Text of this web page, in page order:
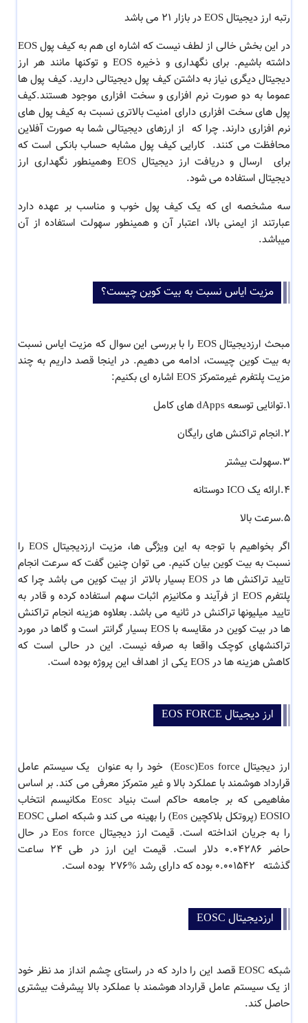
رتبه ارز دیجیتال EOS در بازار 21 می باشد
در این بخش خالی از لطف نیست که اشاره ای هم به کیف پول EOS
داشته باشیم. برای نگهداری و ذخیره EOS و توکنها مانند هر ارز
دیجیتال دیگری نیاز به داشتن کیف پول دیجیتالی دارید. کیف پول ها
عموما به دو صورت نرم افزاری و سخت افزاری موجود هستند.کیف
پول های سخت افزاری دارای امنیت بالاتری نسبت به کیف پول های
نرم افزاری دارند. چرا که از ارزهای دیجیتالی شما به صورت آفلاین
محافظت می کنند. کارایی کیف پول مشابه حساب بانکی است که
برای ارسال و دریافت ارز دیجیتال EOS وهمینطور نگهداری ارز
دیجیتال استفاده می شود.
سه مشخصه ای که یک کیف پول خوب و مناسب بر عهده دارد
عبارتند از ایمنی بالا، اعتبار آن و همینطور سهولت استفاده از آن
میباشد.
مزیت ایاس نسبت به بیت کوین چیست؟
مبحث ارزدیجیتال EOS را با بررسی این سوال که مزیت ایاس نسبت
به بیت کوین چیست، ادامه می دهیم. در اینجا قصد داریم به چند
مزیت پلتفرم غیرمتمرکز EOS اشاره ای بکنیم:
1.توانایی توسعه dApps های کامل
2.انجام تراکنش های رایگان
3.سهولت بیشتر
4.ارائه یک ICO دوستانه
5.سرعت بالا
اگر بخواهیم با توجه به این ویژگی ها، مزیت ارزدیجیتال EOS را
نسبت به بیت کوین بیان کنیم. می توان چنین گفت که سرعت انجام
تایید تراکنش ها در EOS بسیار بالاتر از بیت کوین می باشد چرا که
پلتفرم EOS از فرآیند و مکانیزم اثبات سهم استفاده کرده و قادر به
تایید میلیونها تراکنش در ثانیه می باشد. بعلاوه هزینه انجام تراکنش
ها در بیت کوین در مقایسه با EOS بسیار گرانتر است و گاها در مورد
تراکنشهای کوچک واقعا به صرفه نیست. این در حالی است که
کاهش هزینه ها در EOS یکی از اهداف این پروژه بوده است.
ارز دیجیتال EOS FORCE
ارز دیجیتال Eosc)Eos force) خود را به عنوان یک سیستم عامل
قرارداد هوشمند با عملکرد بالا و غیر متمرکز معرفی می کند. بر اساس
مفاهیمی که بر جامعه حاکم است بنیاد Eosc مکانیسم انتخاب
EOSIO (پروتکل بلاکچین Eos) را بهینه می کند و شبکه اصلی EOSC
را به جریان انداخته است. قیمت ارز دیجیتال Eos force در حال
حاضر 0.04286 دلار است. قیمت این ارز در طی 24 ساعت
گذشته 0.001542 بوده که دارای رشد %276 بوده است.
ارزدیجیتال EOSC
شبکه EOSC قصد این را دارد که در راستای چشم انداز مد نظر خود
از یک سیستم عامل قرارداد هوشمند با عملکرد بالا پیشرفت بیشتری
حاصل کند.